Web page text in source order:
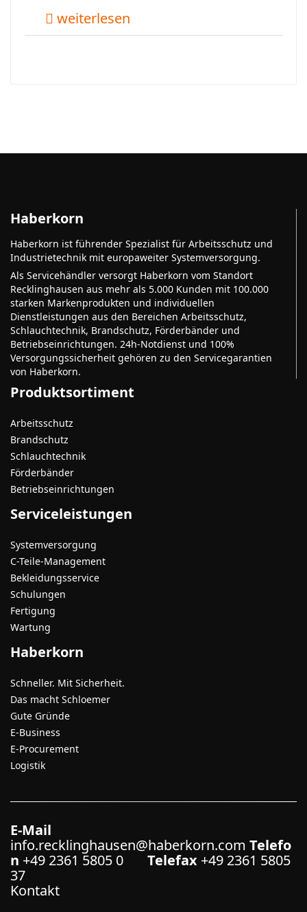
weiterlesen
Haberkorn
Haberkorn ist führender Spezialist für Arbeitsschutz und
Industrietechnik mit europaweiter Systemversorgung.
Als Servicehändler versorgt Haberkorn vom Standort
Recklinghausen aus mehr als 5.000 Kunden mit 100.000
starken Markenprodukten und individuellen
Dienstleistungen aus den Bereichen Arbeitsschutz,
Schlauchtechnik, Brandschutz, Förderbänder und
Betriebseinrichtungen. 24h-Notdienst und 100%
Versorgungssicherheit gehören zu den Servicegarantien
von Haberkorn.
Produktsortiment
Arbeitsschutz
Brandschutz
Schlauchtechnik
Förderbänder
Betriebseinrichtungen
Serviceleistungen
Systemversorgung
C-Teile-Management
Bekleidungsservice
Schulungen
Fertigung
Wartung
Haberkorn
Schneller. Mit Sicherheit.
Das macht Schloemer
Gute Gründe
E-Business
E-Procurement
Logistik
E-Mail
info.recklinghausen@haberkorn.com Telefo
n +49 2361 5805 0 Telefax +49 2361 5805
37
Kontakt